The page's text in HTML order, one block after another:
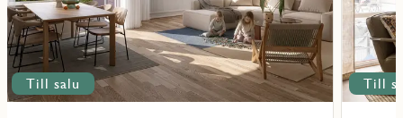
Till salu Till